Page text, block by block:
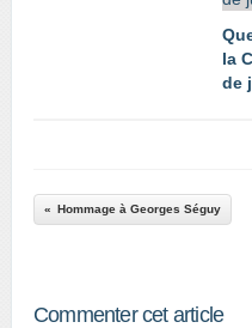
la
de
Hommage à Georges Séguy
Commenter cet article